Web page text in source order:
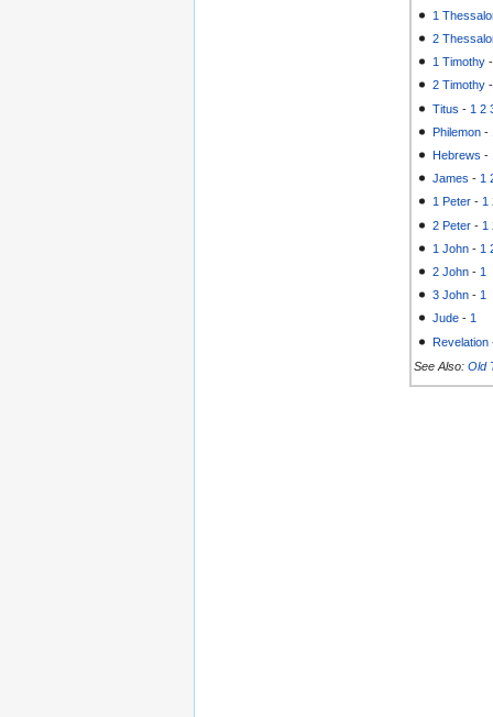
1
2
1 Timothy
2 Timothy
Titus - 1 2
Philemon -
Hebrews -
James - 1
1 Peter - 1
2 Peter - 1
1 John - 1
2 John - 1
3 John - 1
Jude -1
Revelation
See Also: Old